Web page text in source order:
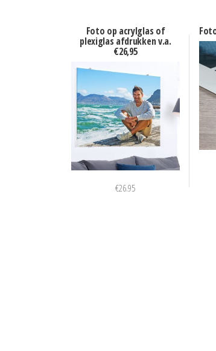
Foto op acrylglas of
plexiglas afdrukken v.a.
€26,95
€26.95